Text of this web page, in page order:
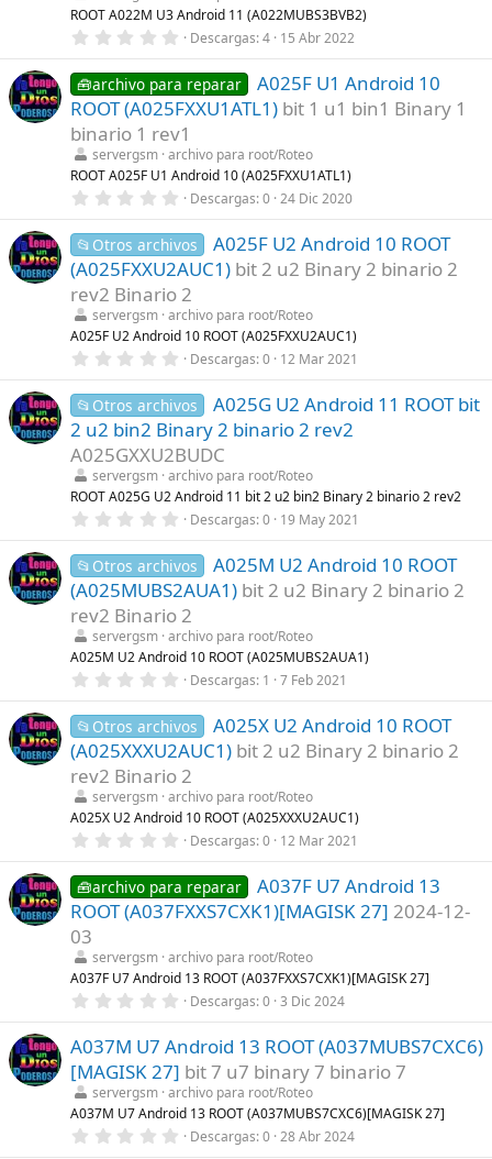
r
e
l
a
(
s
)
ROOT A022M U3 Android 11 (A022MUBS3BVB2)
0
0
0
e
s
t
r
e
l
a
(
s
)
Descargas 4 15 Abr 2022
🧰archivo para reparar
A025F U1 Android 10
ROOT (A025FXXU1ATL1) bit 1 u1 bin1 Binary 1
binario 1 rev1
servergsm archivo para root/Roteo
ROOT A025F U1 Android 10 (A025FXXU1ATL1)
0
0
0
e
s
t
r
e
l
a
(
s
)
Descargas 0 24 Dic 2020
📂Otros archivos
A025F U2 Android 10 ROOT
(A025FXXU2AUC1) bit 2 u2 Binary 2 binario 2
rev2 Binario 2
servergsm archivo para root/Roteo
A025F U2 Android 10 ROOT (A025FXXU2AUC1)
0
0
0
e
s
t
r
e
l
a
(
s
)
Descargas 0 12 Mar 2021
📂Otros archivos
A025G U2 Android 11 ROOT bit
2 u2 bin2 Binary 2 binario 2 rev2
A025GXXU2BUDC
servergsm archivo para root/Roteo
ROOT A025G U2 Android 11 bit 2 u2 bin2 Binary 2 binario 2 rev2
0
0
0
e
s
t
r
e
l
a
(
s
)
Descargas 0 19 May 2021
📂Otros archivos
A025M U2 Android 10 ROOT
(A025MUBS2AUA1) bit 2 u2 Binary 2 binario 2
rev2 Binario 2
servergsm archivo para root/Roteo
A025M U2 Android 10 ROOT (A025MUBS2AUA1)
0
0
0
e
s
t
r
e
l
a
(
s
)
Descargas 1 7 Feb 2021
📂Otros archivos
A025X U2 Android 10 ROOT
(A025XXXU2AUC1) bit 2 u2 Binary 2 binario 2
rev2 Binario 2
servergsm archivo para root/Roteo
A025X U2 Android 10 ROOT (A025XXXU2AUC1)
0
0
0
e
s
e
l
a
(
s
)
Descargas 0 12 Mar 2021
🧰archivo para reparar
A037F U7 Android 13
ROOT (A037FXXS7CXK1)[MAGISK 27] 2024-12-
03
servergsm archivo para root/Roteo
A037F U7 Android 13 ROOT (A037FXXS7CXK1)[MAGISK 27]
0
0
0
e
s
t
r
e
l
Descargas 0 3 Dic 2024
A037M U7 Android 13 ROOT (A037MUBS7CXC6)
[MAGISK 27] bit 7 u7 binary 7 binario 7
servergsm archivo para root/Roteo
A037M U7 Android 13 ROOT (A037MUBS7CXC6)[MAGISK 27]
0 Descargas 0 28 Abr 2024